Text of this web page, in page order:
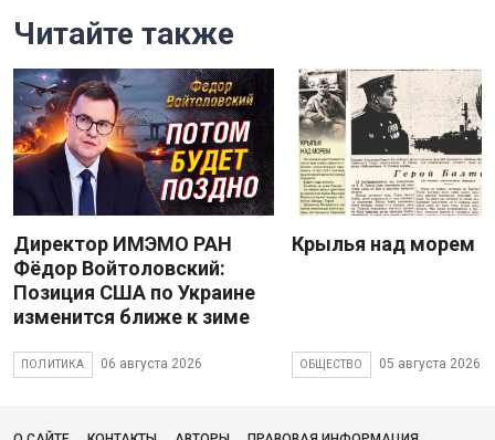
Читайте также
Директор ИМЭМО РАН
Фёдор Войтоловский:
Позиция США по Украине
изменится ближе к зиме
ПОЛИТИКА 06 августа 2026
Крылья над морем
ОБЩЕСТВО 05 августа 2026